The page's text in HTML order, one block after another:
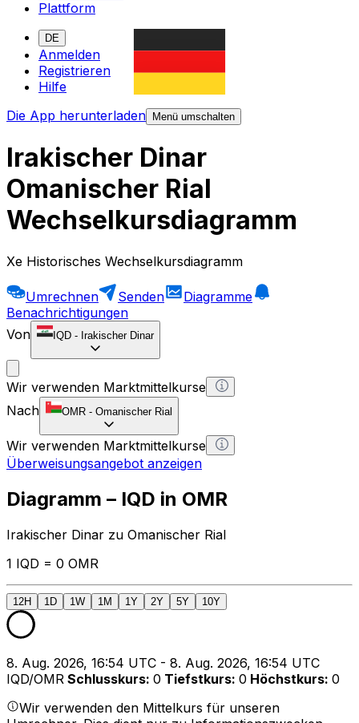
Plattform
DE
Anmelden
Registrieren
Hilfe
Die App herunterladen
Menü umschalten
Irakischer Dinar
Omanischer Rial
Wechselkursdiagramm
Xe Historisches Wechselkursdiagramm
Umrechnen Senden
Diagramme
Benachrichtigungen
Von
IQD - Irakischer Dinar
Wir verwenden Marktmittelkurse
Nach
OMR - Omanischer Rial
Wir verwenden Marktmittelkurse
Überweisungsangebot anzeigen
Diagramm – IQD in OMR
Irakischer Dinar zu Omanischer Rial
1 IQD = 0 OMR
12H 1D 1W 1M 1Y 2Y 5Y 10Y
8. Aug. 2026, 16:54 UTC - 8. Aug. 2026, 16:54 UTC
IQD/OMR Schlusskurs: 0 Tiefstkurs: 0 Höchstkurs: 0
Wir verwenden den Mittelkurs für unseren